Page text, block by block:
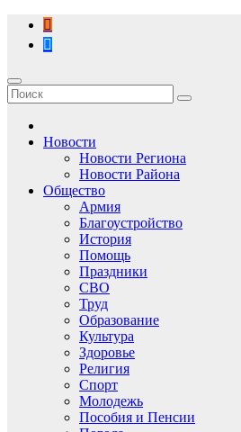
Перейти
содержимому
Новости
Новости Региона
Новости Района
Общество
Армия
Благоустройство
История
Помощь
Праздники
СВО
Труд
Образование
Культура
Здоровье
Религия
Спорт
Молодежь
Пособия и Пенсии